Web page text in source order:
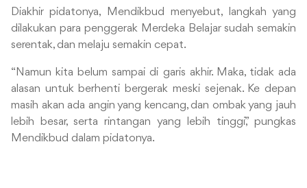
Diakhir pidatonya, Mendikbud menyebut, langkah yang
dilakukan para penggerak Merdeka Belajar sudah semakin
serentak, dan melaju semakin cepat.
“Namun kita belum sampai di garis akhir. Maka, tidak ada
alasan untuk berhenti bergerak meski sejenak. Ke depan
masih akan ada angin yang kencang, dan ombak yang jauh
lebih besar, serta rintangan yang lebih tinggi,” pungkas
Mendikbud dalam pidatonya.